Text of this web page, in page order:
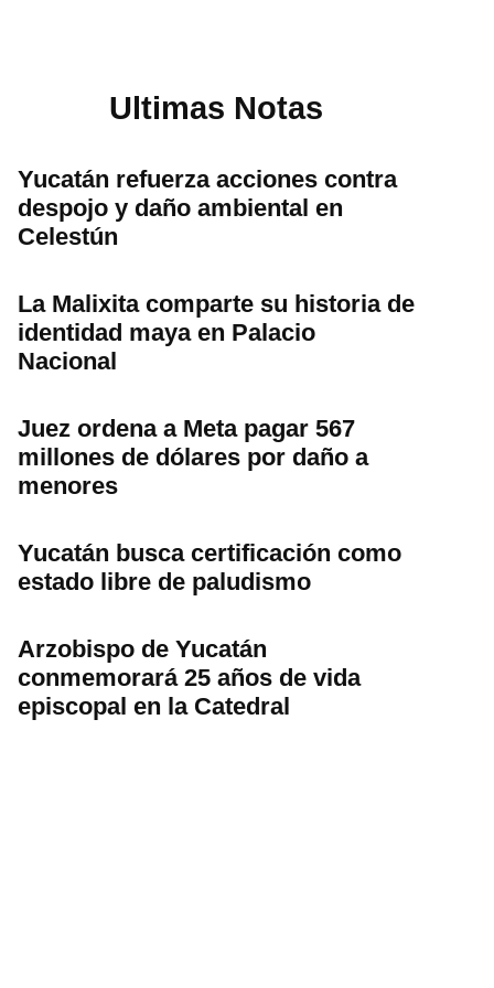
Ultimas Notas
Yucatán refuerza acciones contra
despojo y daño ambiental en
Celestún
La Malixita comparte su historia de
identidad maya en Palacio
Nacional
Juez ordena a Meta pagar 567
millones de dólares por daño a
menores
Yucatán busca certificación como
estado libre de paludismo
Arzobispo de Yucatán
conmemorará 25 años de vida
episcopal en la Catedral